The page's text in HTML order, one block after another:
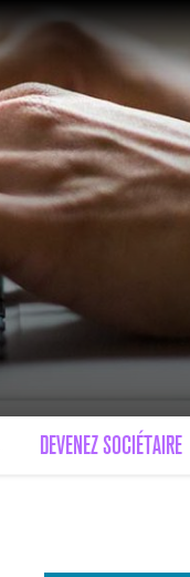
DEVENEZ SOCIÉTAIRE
: UN REDOUTABLE MAL
7
ÉCHO : DES IMAGES
minutes